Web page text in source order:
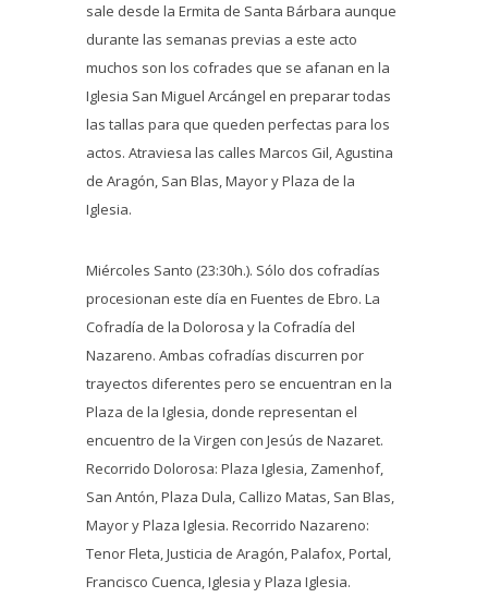
sale desde la Ermita de Santa Bárbara aunque
durante las semanas previas a este acto
muchos son los cofrades que se afanan en la
Iglesia San Miguel Arcángel en preparar todas
las tallas para que queden perfectas para los
actos. Atraviesa las calles Marcos Gil, Agustina
de Aragón, San Blas, Mayor y Plaza de la
Iglesia.
Miércoles Santo (23:30h.). Sólo dos cofradías
procesionan este día en Fuentes de Ebro. La
Cofradía de la Dolorosa y la Cofradía del
Nazareno. Ambas cofradías discurren por
trayectos diferentes pero se encuentran en la
Plaza de la Iglesia, donde representan el
encuentro de la Virgen con Jesús de Nazaret.
Recorrido Dolorosa: Plaza Iglesia, Zamenhof,
San Antón, Plaza Dula, Callizo Matas, San Blas,
Mayor y Plaza Iglesia. Recorrido Nazareno:
Tenor Fleta, Justicia de Aragón, Palafox, Portal,
Francisco Cuenca, Iglesia y Plaza Iglesia.